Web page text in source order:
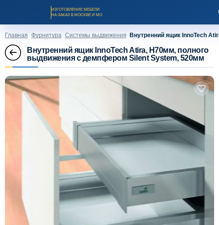
ИЗГОТОВЛЕНИЕ МЕБЕЛИ
НА ЗАКАЗ В МОСКВЕ И МО
Каталог мебели на заказ
Оплата и доставка
Рассрочка и кредит
Главная Фурнитура Системы выдвижения Внутренний ящик InnoTech
Внутренний ящик InnoTech Atira, H70мм, полного
выдвижения с демпфером Silent System, 520мм